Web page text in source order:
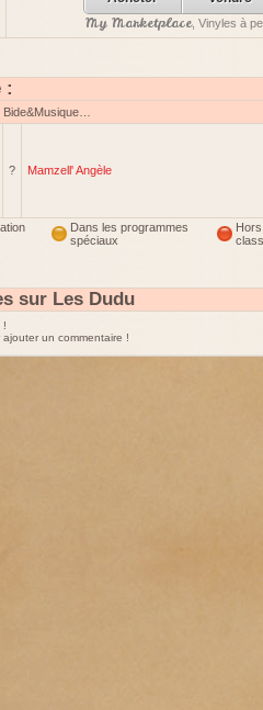
My Marketplace, Vinyles à
:
? Mamzell' Angèle
Dans les programmes
spéciaux
Hors
sur Les Dudu
!
un commentaire !